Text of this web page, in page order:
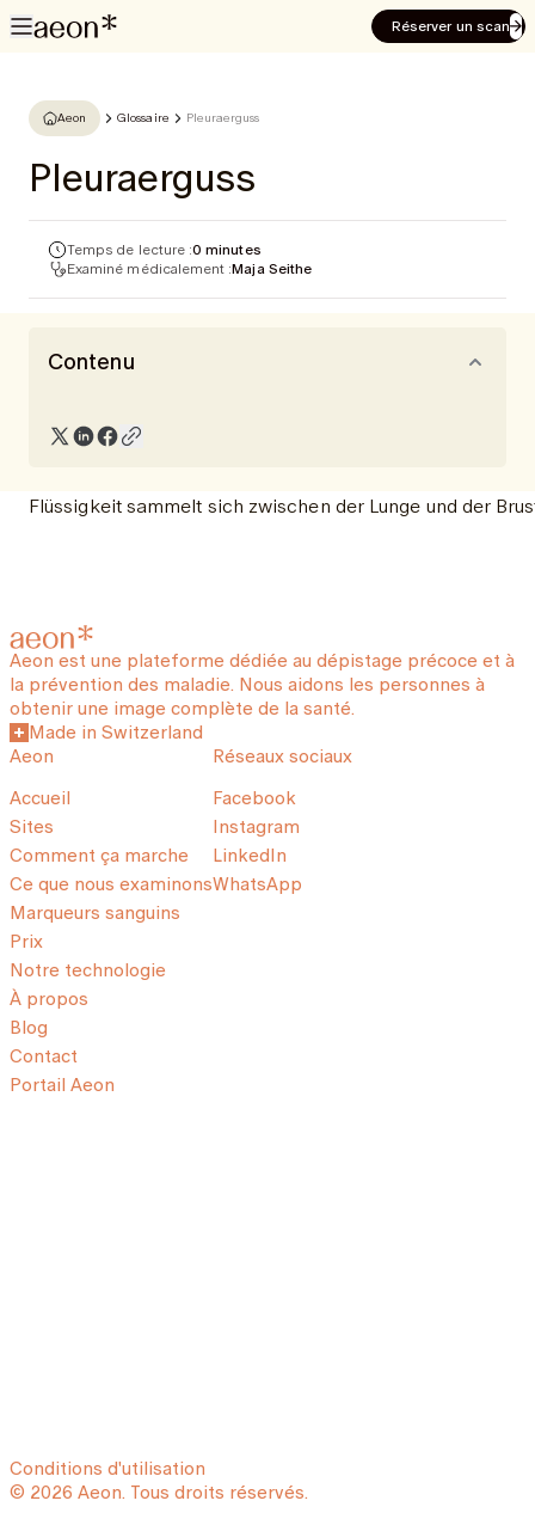
Réserver un scan
Aeon Glossaire Pleuraerguss
Pleuraerguss
Temps de lecture :0 minutes
Examiné médicalement :Maja Seithe
Contenu
Flüssigkeit sammelt sich zwischen der Lunge und der
Aeon est une plateforme dédiée au dépistage précoce et à
la prévention des maladie. Nous aidons les personnes à
obtenir une image complète de la santé.
Made in Switzerland
Aeon
Accueil
Sites
Comment ça marche
Ce que nous examinons
Marqueurs sanguins
Prix
Notre technologie
À propos
Blog
Contact
Portail Aeon
Réseaux sociaux
Facebook
Instagram
LinkedIn
WhatsApp
Conditions d'utilisation
© 2026 Aeon. Tous droits réservés.